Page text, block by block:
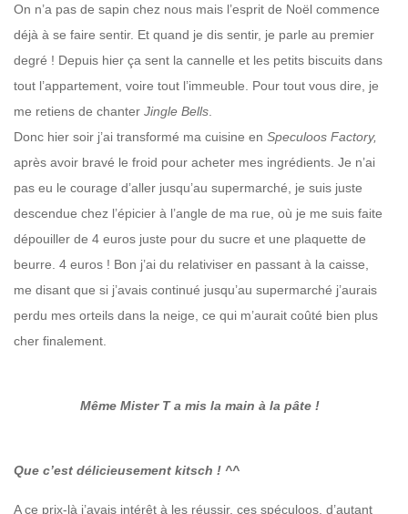
On n’a pas de sapin chez nous mais l’esprit de Noël commence
déjà à se faire sentir. Et quand je dis sentir, je parle au premier
degré ! Depuis hier ça sent la cannelle et les petits biscuits dans
tout l’appartement, voire tout l’immeuble. Pour tout vous dire, je
me retiens de chanter Jingle Bells
Donc hier soir j’ai transformé ma cuisine en Speculoos Factory,
après avoir bravé le froid pour acheter mes ingrédients. Je n’ai
pas eu le courage d’aller jusqu’au supermarché, je suis juste
descendue chez l’épicier à l’angle de ma rue, où je me suis faite
dépouiller de 4 euros juste pour du sucre et une plaquette de
beurre. 4 euros ! Bon j’ai du relativiser en passant à la caisse,
me disant que si j’avais continué jusqu’au supermarché j’aurais
perdu mes orteils dans la neige, ce qui m’aurait coûté bien plus
cher finalement.
Même Mister T a mis la main à la pâte !
Que c’est délicieusement kitsch ! ^^
A ce prix-là j’avais intérêt à les réussir, ces spéculoos, d’autant